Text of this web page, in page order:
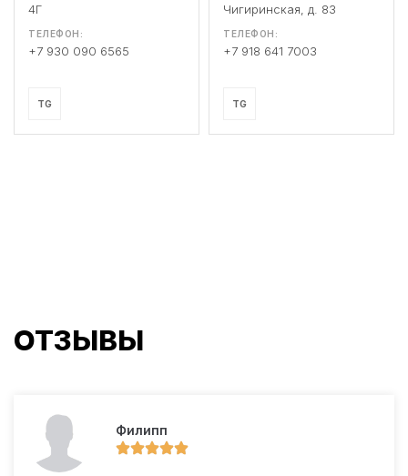
4Г
ТЕЛЕФОН:
+7 930 090 6565
TG
Чигиринская, д. 83
ТЕЛЕФОН:
+7 918 641 7003
TG
ОТЗЫВЫ
Филипп